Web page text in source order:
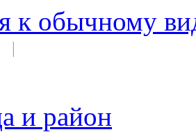
к обычному
|
и район